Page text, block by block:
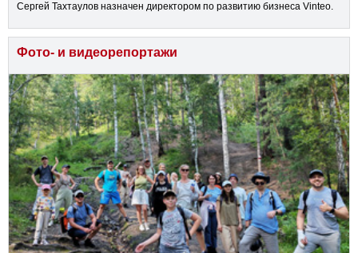
Сергей Тахтаулов назначен директором по развитию бизнеса Vinteo.
Фото- и видеорепортажи